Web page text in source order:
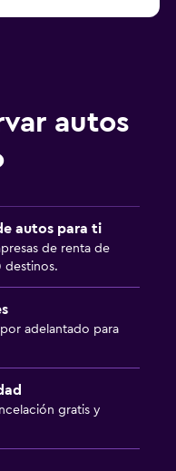
autos
autos para ti
de renta de
destinos.
adelantado para
gratis y